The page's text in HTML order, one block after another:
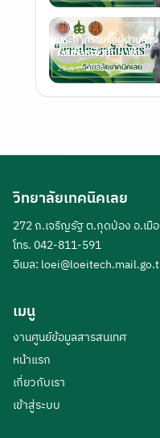
ประกาศรายชื่อผู้ผ่านการ
คัดเลือกเข้าศึกษาต่อ
หลักสูตร (ปว
25 พ.ย. 2568
วิทยาลัยเทคนิคเลย
272 ถ.เจริญรัฐ ต.กุดป่อง อ.เมื
โทร. 042-811-591
อีเมล:
เมนู
งานศูนย์ข้อมูลสารสนเทศ
หน้าแรก
เกี่ยวกับเรา
เข้าสู่ระบบ